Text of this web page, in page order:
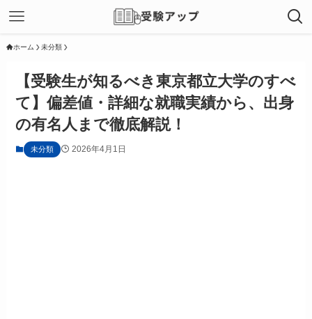
ホーム 未分類
【受験生が知るべき東京都立大学のすべ
て】偏差値・詳細な就職実績から、出身
の有名人まで徹底解説！
未分類 2026年4月1日